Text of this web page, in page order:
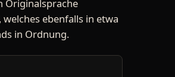
Originalsprache
ebenfalls in etwa
in Ordnung.